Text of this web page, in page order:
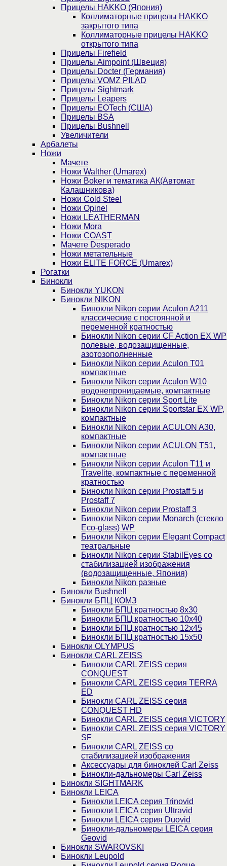
Прицелы HAKKO (Япония)
Коллиматорные прицелы HAKKO
закрытого типа
Коллиматорные прицелы HAKKO
открытого типа
Прицелы Firefield
Прицелы Aimpoint (Швеция)
Прицелы Docter (Германия)
Прицелы VOMZ PILAD
Прицелы Sightmark
Прицелы Leapers
Прицелы EOTech (США)
Прицелы BSA
Прицелы Bushnell
Увеличители
Арбалеты
Ножи
Мачете
Ножи Walther (Umarex)
Ножи Boker и тематика АК(Автомат
Калашникова)
Ножи Cold Steel
Ножи Opinel
Ножи LEATHERMAN
Ножи Mora
Ножи COAST
Мачете Desperado
Ножи метательные
Ножи ELITE FORCE (Umarex)
Рогатки
Бинокли
Бинокли YUKON
Бинокли NIKON
Бинокли Nikon серии Aculon A211
классические с постоянной и
переменной кратностью
Бинокли Nikon серии СF Action EX WP
полевые, водозащищенные,
азотозополненные
Бинокли Nikon серии Aculon T01
компактные
Бинокли Nikon серии Aculon W10
водонепроницаемые, компактные
Бинокли Nikon серии Sport Lite
Бинокли Nikon серии Sportstar EX WP,
компактные
Бинокли Nikon серии ACULON A30,
компактные
Бинокли Nikon серии ACULON Т51,
компактные
Бинокли Nikon серии Aculon T11 и
Travelite, компактные с переменной
кратностью
Бинокли Nikon серии Prostaff 5 и
Prostaff 7
Бинокли Nikon серии Prostaff 3
Бинокли Nikon серии Monarch (стекло
Eco-glass) WP
Бинокли Nikon серии Elegant Compact
театральные
Бинокли Nikon серии StabilEyes со
стабилизацией изображения
(водозащищенные, Япония)
Бинокли Nikon разные
Бинокли Bushnell
Бинокли БПЦ КОМЗ
Бинокли БПЦ кратностью 8х30
Бинокли БПЦ кратностью 10х40
Бинокли БПЦ кратностью 12х45
Бинокли БПЦ кратностью 15х50
Бинокли OLYMPUS
Бинокли CARL ZEISS
Бинокли CARL ZEISS серия
CONQUEST
Бинокли CARL ZEISS серия TERRA
ED
Бинокли CARL ZEISS серия
CONQUEST HD
Бинокли CARL ZEISS серия VICTORY
Бинокли CARL ZEISS серия VICTORY
SF
Бинокли CARL ZEISS со
стабилизацией изображения
Аксессуары для биноклей Carl Zeiss
Бинокли-дальномеры Carl Zeiss
Бинокли SIGHTMARK
Бинокли LEICA
Бинокли LEICA серия Trinovid
Бинокли LEICA серия Ultravid
Бинокли LEICA серия Duovid
Бинокли-дальномеры LEICA серия
Geovid
Бинокли SWAROVSKI
Бинокли Leupold